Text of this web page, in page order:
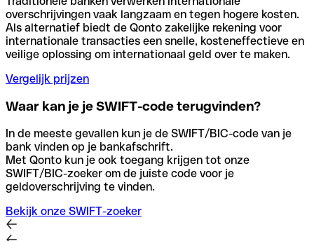
overschrijvingen vaak langzaam en tegen hogere kosten.
Als alternatief biedt de Qonto zakelijke rekening voor
internationale transacties een snelle, kosteneffectieve en
veilige oplossing om internationaal geld over te maken.
Vergelijk prijzen
Waar kan je je SWIFT-code terugvinden?
In de meeste gevallen kun je de SWIFT/BIC-code van je
bank vinden op je bankafschrift.
Met Qonto kun je ook toegang krijgen tot onze
SWIFT/BIC-zoeker om de juiste code voor je
geldoverschrijving te vinden.
Bekijk onze SWIFT-zoeker